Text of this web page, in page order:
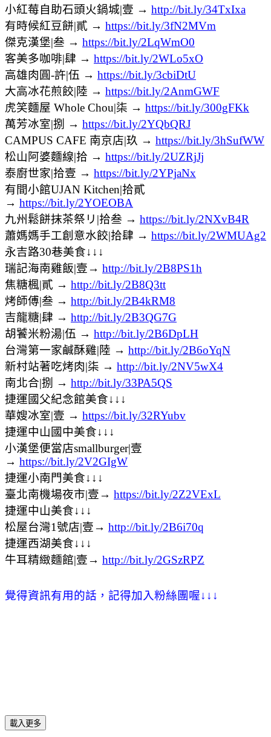
小紅莓自助石頭火鍋城|壹 → http://bit.ly/34TxIxa
有時候紅豆餅|貳 → https://bit.ly/3fN2MVm
傑克漢堡|叁 → https://bit.ly/2LqWmO0
客美多咖啡|肆 → https://bit.ly/2WLo5xO
高雄肉圓-許|伍 → https://bit.ly/3cbiDtU
大高冰花煎餃|陸 → https://bit.ly/2AnmGWF
虎笑麵屋 Whole Chou|柒 → https://bit.ly/300gFKk
萬芳冰室|捌 → https://bit.ly/2YQbQRJ
CAMPUS CAFE 南京店|玖 → https://bit.ly/3hSufWW
松山阿婆麵線|拾 → https://bit.ly/2UZRjJj
泰廚世家|拾壹 → https://bit.ly/2YPjaNx
有間小館UJAN Kitchen|拾貳
→ https://bit.ly/2YOEOBA
九州鬆餅抹茶祭リ|拾叁 → https://bit.ly/2NXvB4R
蕭媽媽手工創意水餃|拾肆 → https://bit.ly/2WMUAg2
永吉路30巷美食↓↓↓
瑞記海南雞飯|壹→ http://bit.ly/2B8PS1h
焦糖楓|貳 → http://bit.ly/2B8Q3tt
烤師傅|叁 → http://bit.ly/2B4kRM8
吉龍糖|肆 → http://bit.ly/2B3QG7G
胡饕米粉湯|伍 → http://bit.ly/2B6DpLH
台灣第一家鹹酥雞|陸 → http://bit.ly/2B6oYqN
新村站著吃烤肉|柒 → http://bit.ly/2NV5wX4
南北合|捌 → http://bit.ly/33PA5QS
捷運國父紀念館美食↓↓↓
華嫂冰室|壹 → https://bit.ly/32RYubv
捷運中山國中美食↓↓↓
小漢堡便當店smallburger|壹
→ https://bit.ly/2V2GIgW
捷運小南門美食↓↓↓
臺北南機場夜市|壹→ https://bit.ly/2Z2VExL
捷運中山美食↓↓↓
松屋台灣1號店|壹→ http://bit.ly/2B6i70q
捷運西湖美食↓↓↓
牛耳精緻麵館|壹→ http://bit.ly/2GSzRPZ
覺得資訊有用的話，記得加入粉絲團喔↓ ↓ ↓
載入更多